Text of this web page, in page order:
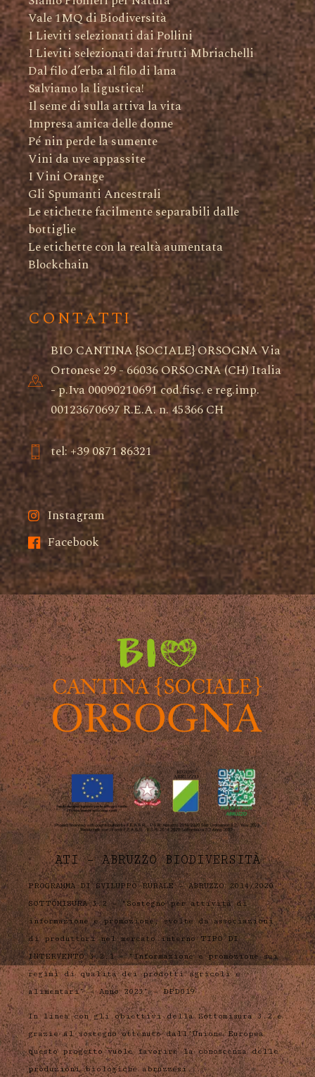
Vale 1MQ di Biodiversità
I Lieviti selezionati dai Pollini
I Lieviti selezionati dai frutti Mbriachelli
Dal filo d’erba al filo di lana
Salviamo la ligustica!
Il seme di sulla attiva la vita
Impresa amica delle donne
Pé nin perde la sumente
Vini da uve appassite
I Vini Orange
Gli Spumanti Ancestrali
Le etichette facilmente separabili dalle
bottiglie
Le etichette con la realtà aumentata
Blockchain
CONTATTI
BIO CANTINA {SOCIALE} ORSOGNA Via
Ortonese 29 - 66036 ORSOGNA (CH) Italia
- p.Iva 00090210691 cod.fisc. e reg.imp.
00123670697 R.E.A. n. 45366 CH
tel: +39 0871 86321
Instagram
Facebook
ATI – ABRUZZO BIODIVERSITÀ
PROGRAMMA DI SVILUPPO RURALE – ABRUZZO 2014/2020
SOTTOMISURA 3.2 – “Sostegno per attività di
informazione e promozione, svolte da associazioni
di produttori nel mercato interno TIPO DI
INTERVENTO 3.2.1 – “Informazione e promozione sui
regimi di qualità dei prodotti agricoli e
alimentari” – Anno 2023” – DPD019
In linea con gli obiettivi della Sottomisura 3.2 e
grazie al sostegno ottenuto dall’Unione Europea
questo progetto vuole favorire la conoscenza delle
produzioni biologiche abruzzesi.